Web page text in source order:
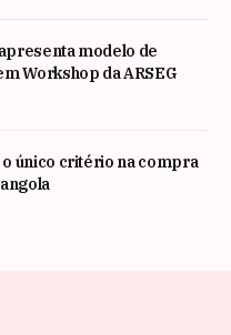
modelo de
Workshop da ARSEG
único critério na compra